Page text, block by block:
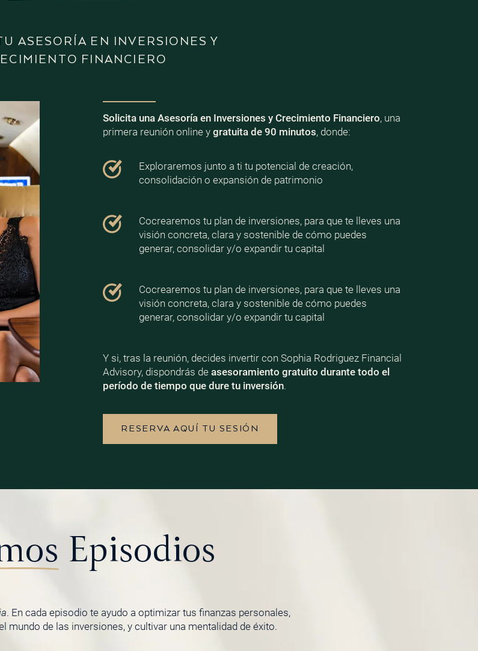
ASESORÍA EN INVERSIONES Y
FINANCIERO
Solicita una Asesoría en Inversiones y Crecimiento Financiero, una
primera reunión online ygratuita de 90 minutos, donde:
Exploraremos junto a ti tu potencial de creación,
consolidación o expansión de patrimonio
Cocrearemos tu plan de inversiones, para que te lleves una
visión concreta, clara y sostenible de cómo puedes
generar, consolidar y/o expandir tu capital
Cocrearemos tu plan de inversiones, para que te lleves una
visión concreta, clara y sostenible de cómo puedes
generar, consolidar y/o expandir tu capital
Y si, tras la reunión, decides invertir con Sophia Rodriguez Financial
Advisory, dispondrás deasesoramiento gratuito durante todo el
período de tiempo que dure tu inversión.
RESERVA AQUÍ TU SESIÓN
Episodios
. En cada episodio te ayudo a optimizar tus finanzas personales,
mundo de las inversiones, y cultivar una mentalidad de éxito.